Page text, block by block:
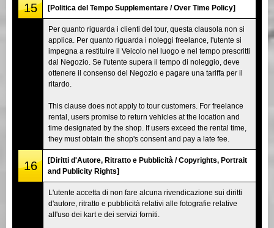
15 [Politica del Tempo Supplementare / Over Time Policy]
Per quanto riguarda i clienti del tour, questa clausola non si
applica. Per quanto riguarda i noleggi freelance, l'utente si
impegna a restituire il Veicolo nel luogo e nel tempo prescritti
dal Negozio. Se l'utente supera il tempo di noleggio, deve
ottenere il consenso del Negozio e pagare una tariffa per il
ritardo.
This clause does not apply to tour customers. For freelance
rental, users promise to return vehicles at the location and
time designated by the shop. If users exceed the rental time,
they must obtain the shop's consent and pay a late fee.
16
[Diritti d'Autore, Ritratto e Pubblicità / Copyrights, Portrait
and Publicity Rights]
L'utente accetta di non fare alcuna rivendicazione sui diritti
d'autore, ritratto e pubblicità relativi alle fotografie relative
all'uso dei kart e dei servizi forniti.